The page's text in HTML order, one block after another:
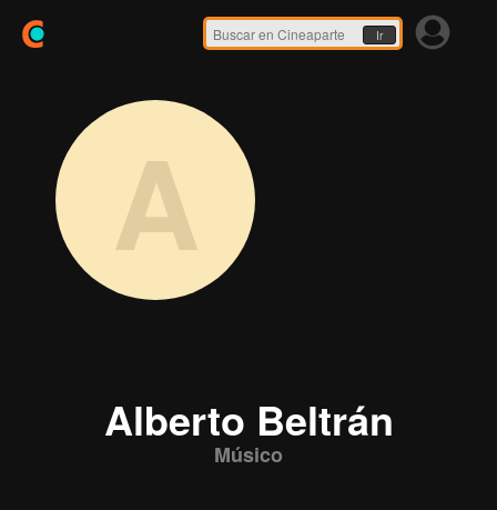
Ir
A
Alberto Beltrán
Músico